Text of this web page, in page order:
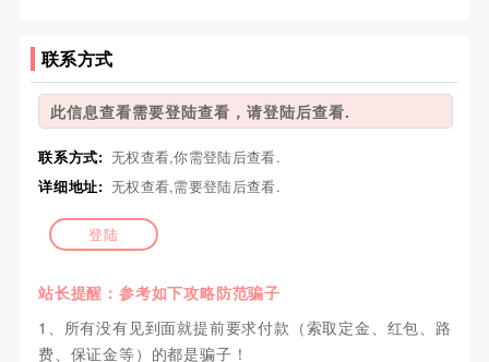
联系方式
此信息查看需要登陆查看，请登陆后查看.
联系方式: 无权查看,你需登陆后查看.
详细地址: 无权查看,需要登陆后查看.
登陆
站长提醒：参考如下攻略防范骗子
1、所有没有见到面就提前要求付款（索取定金、红包、路
费、保证金等）的都是骗子！